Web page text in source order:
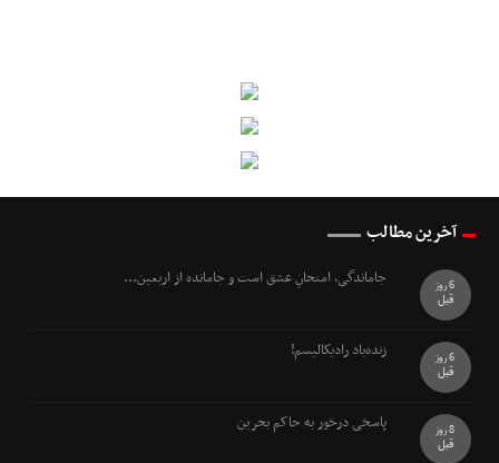
آخرین مطالب
جاماندگی، امتحانِ عشق است و جامانده از اربعین...
6 روز
قبل
زنده‌باد رادیکالیسم!
6 روز
قبل
پاسخی درخور به حاکم بحرین
8 روز
قبل